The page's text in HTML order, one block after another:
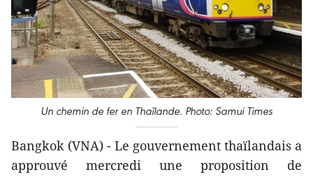
Un chemin de fer en Thaïlande. Photo: Samui Times
Bangkok (VNA) - Le gouvernement thaïlandais a
approuvé mercredi une proposition de